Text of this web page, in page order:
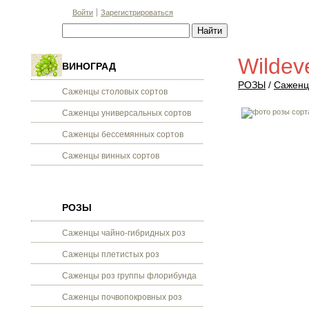
Войти Зарегистрироваться
ВИНОГРАД
Саженцы столовых сортов
Саженцы универсальных сортов
Саженцы бессемянных сортов
Саженцы винных сортов
РОЗЫ
Саженцы чайно-гибридных роз
Саженцы плетистых роз
Саженцы роз группы флорибунда
Саженцы почвопокровных роз
РОЗЫ /